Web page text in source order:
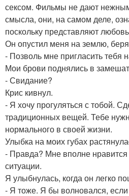
сексом. Фильмы не дают
смысла, они, на самом деле,
поскольку представляют
Он опустил меня на землю,
- Позволь мне пригласить тебя
Мои брови поднялись в
- Свидание?
Крис кивнул.
- Я хочу прогуляться с тобой.
традиционных вещей. Тебе
нормального в своей жизни.
Улыбка на моих губах
- Правда? Мне вполне
ситуации.
Я улыбнулась, когда он легко
- Я тоже. Я бы волновался,